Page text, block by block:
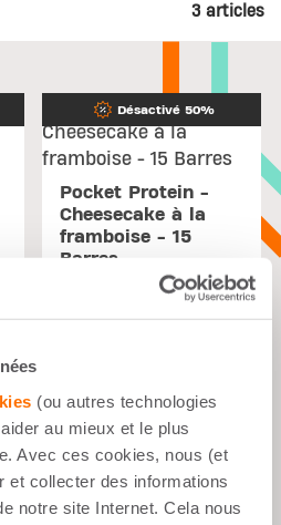
(ou autres technologies
au mieux et le plus
Avec ces cookies, nous (et
et collecter des informations
notre site Internet. Cela nous
3 articles
from
Désactivé 50%
Pocket Protein -
Cheesecake à la
framboise - 15
Barres
Price reduced
28,99 €to
Économisez 14,50 €